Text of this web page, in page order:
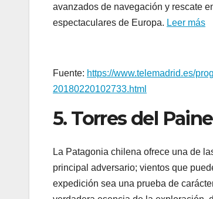
avanzados de navegación y rescate
espectaculares de Europa. Leer más
Fuente: https://www.telemadrid.es/
20180220102733.html
5. Torres del
La Patagonia chilena ofrece una de
principal adversario; vientos que
expedición sea una prueba de